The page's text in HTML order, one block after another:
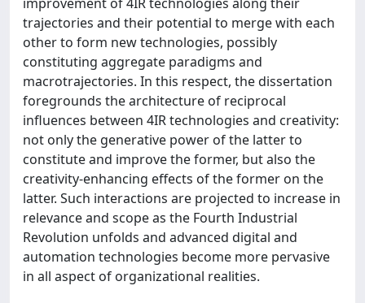
trajectories and their potential to merge with each
other to form new technologies, possibly
constituting aggregate paradigms and
macrotrajectories. In this respect, the dissertation
foregrounds the architecture of reciprocal
influences between 4IR technologies and creativity:
not only the generative power of the latter to
constitute and improve the former, but also the
creativity-enhancing effects of the former on the
latter. Such interactions are projected to increase in
relevance and scope as the Fourth Industrial
Revolution unfolds and advanced digital and
automation technologies become more pervasive
in all aspect of organizational realities.